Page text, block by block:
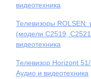
видеотехника
Телевизоры ROLSEN:
(модели C2519,
видеотехника
Телевизор Horizont
Аудио и видеотехника